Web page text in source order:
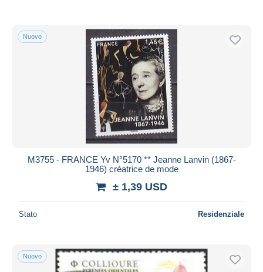
Nuovo
M3755 - FRANCE Yv N°5170 ** Jeanne Lanvin (1867-
1946) créatrice de mode
± 1,39 USD
Stato Residenziale
Nuovo